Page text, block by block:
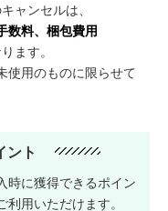
ャンセルは、
数料、梱包費用
ます。
使用のものに限らせて
ント
時に獲得できるポイン
用いただけます。